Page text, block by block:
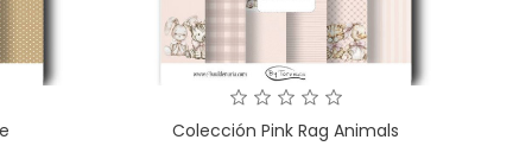
Colección Pink Rag Animals